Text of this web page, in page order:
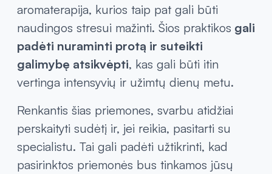
aromaterapija, kurios taip pat gali būti
naudingos stresui mažinti. Šios praktikos gali
padėti nuraminti protą ir suteikti
galimybę atsikvėpti, kas gali būti itin
vertinga intensyvių ir užimtų dienų metu.
Renkantis šias priemones, svarbu atidžiai
perskaityti sudėtį ir, jei reikia, pasitarti su
specialistu. Tai gali padėti užtikrinti, kad
pasirinktos priemonės bus tinkamos jūsų